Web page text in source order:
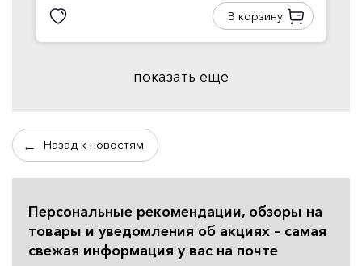
В корзину
показать еще
Назад к новостям
Персональные рекомендации, обзоры на
товары и уведомления об акциях – самая
свежая информация у вас на почте